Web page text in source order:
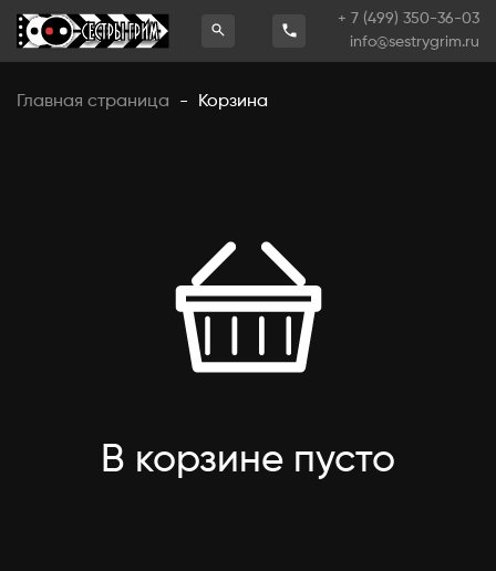
+ 7 (499) 350-36-03
info@sestrygrim.ru
Главная страница - Корзина
В корзине пусто